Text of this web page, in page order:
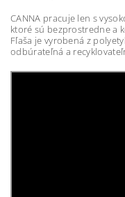
CANNA pracuje len s
ktoré sú bezprostredne a
Fľaša je vyrobená z
odbúrateľná a